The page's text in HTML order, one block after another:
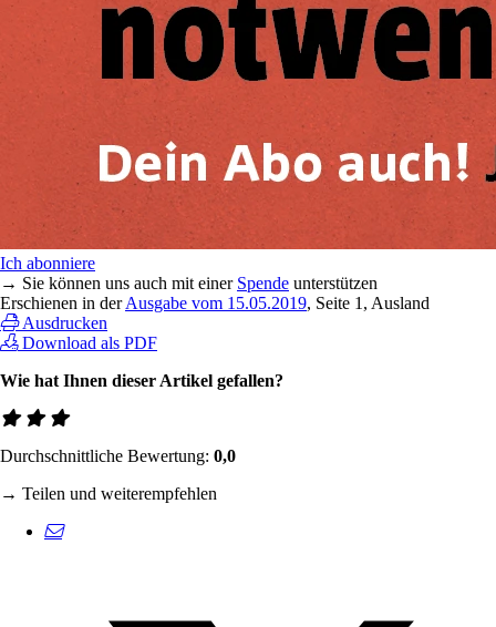
Ich abonniere
→ Sie können uns auch mit einer Spende unterstützen
Erschienen in derAusgabe vom 15.05.2019, Seite 1, Ausland
Ausdrucken
Download als PDF
Wie hat Ihnen dieser Artikel gefallen?
Durchschnittliche Bewertung: 0,0
→ Teilen und weiterempfehlen